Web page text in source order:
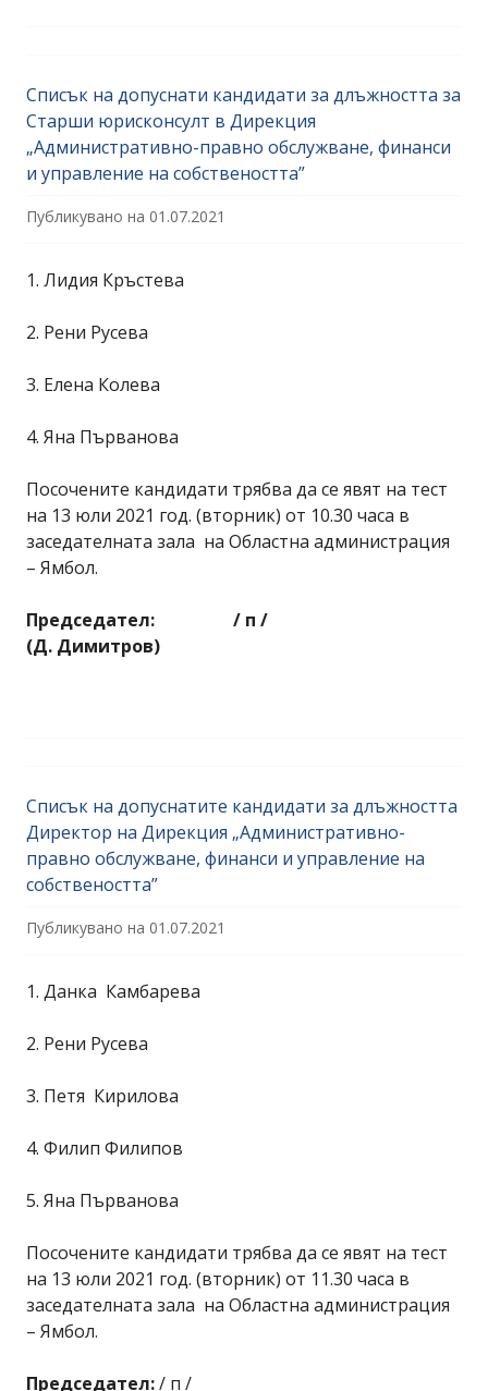
Списък на допуснати кандидати за длъжността за
Старши юрисконсулт в Дирекция
„Административно-правно обслужване, финанси
и управление на собствеността”
Публикувано на 01.07.2021
1. Лидия Кръстева
2. Рени Русева
3. Елена Колева
4. Яна Първанова
Посочените кандидати трябва да се явят на тест
на 13 юли 2021 год. (вторник) от 10.30 часа в
заседателната зала на Областна администрация
– Ямбол.
Председател: / п /
(Д. Димитров)
Списък на допуснатите кандидати за длъжността
Директор на Дирекция „Административно-
правно обслужване, финанси и управление на
собствеността”
Публикувано на 01.07.2021
1. Данка Камбарева
2. Рени Русева
3. Петя Кирилова
4. Филип Филипов
5. Яна Първанова
Посочените кандидати трябва да се явят на тест
на 13 юли 2021 год. (вторник) от 11.30 часа в
заседателната зала на Областна администрация
– Ямбол.
Председател:/ п /